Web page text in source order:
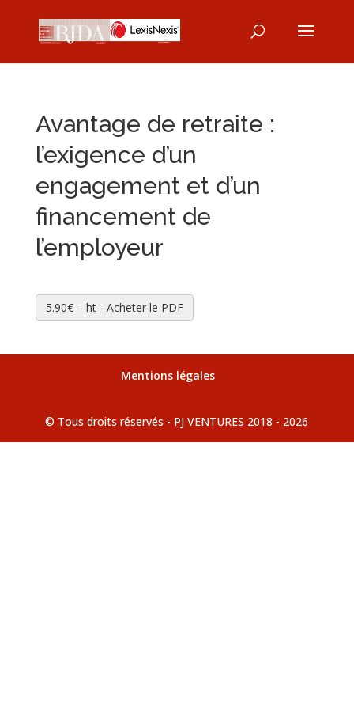
Avantage de retraite :
l’exigence d’un
engagement et d’un
financement de
l’employeur
5.90€ – ht - Acheter le PDF
Mentions légales
© Tous droits réservés - PJ VENTURES 2018 - 2026